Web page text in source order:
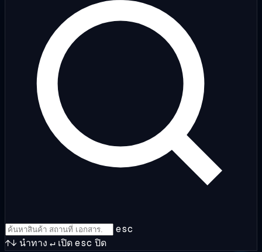
esc
↑↓ นำทาง ↵ เปิดesc ปิด